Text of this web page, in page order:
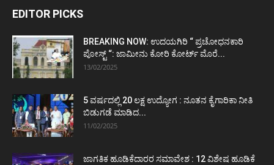
EDITOR PICKS
BREAKING NOW: ಉದಯಗಿರಿ “ ಪ್ರಚೋಧನಕಾರಿ
ಪೋಸ್ಟ್‌ “: ಜಾಮೀನು ಕೋರಿ ಕೋರ್ಟ್‌ ಮೊರೆ...
13/02/2025
5 ವರ್ಷದಲ್ಲಿ 20 ಲಕ್ಷ ಉದ್ಯೋಗ : ನೂತನ ಕೈಗಾರಿಕಾ ನೀತಿ
ಬಿಡುಗಡೆ ಮಾಡಿದ...
11/02/2025
ಜಾಗತಿಕ ಹೂಡಿಕೆದಾರರ ಸಮಾವೇಶ : 12 ವಿಶೇಷ ಹೂಡಿಕೆ